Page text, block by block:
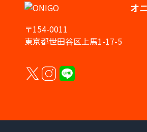
オ
〒154-0011
東京都世田谷区上馬1-17-5